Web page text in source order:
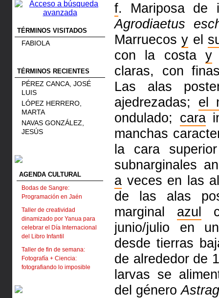
TÉRMINOS VISITADOS
FABIOLA
TÉRMINOS RECIENTES
PÉREZ CANCA, JOSÉ
LUIS
LÓPEZ HERRERO,
MARTA
NAVAS GONZÁLEZ,
JESÚS
AGENDA CULTURAL
Bodas de Sangre:
Programación en Jaén
Taller de creatividad
dinamizado por Yanua para
celebrar el Día Internacional
del Libro Infantil
Taller de fin de semana:
Fotografía + Ciencia:
fotografiando lo imposible
f. Mariposa de
Agrodiaetus
Marruecosy el
con la costa y
claras, con
Las alas
ajedrezadas; el
ondulado; cara
manchas
la cara
subnarginales
a veces en las
de las alas
marginal azul
junio/julio en
desde tierras
de alrededor de
larvas se
del género